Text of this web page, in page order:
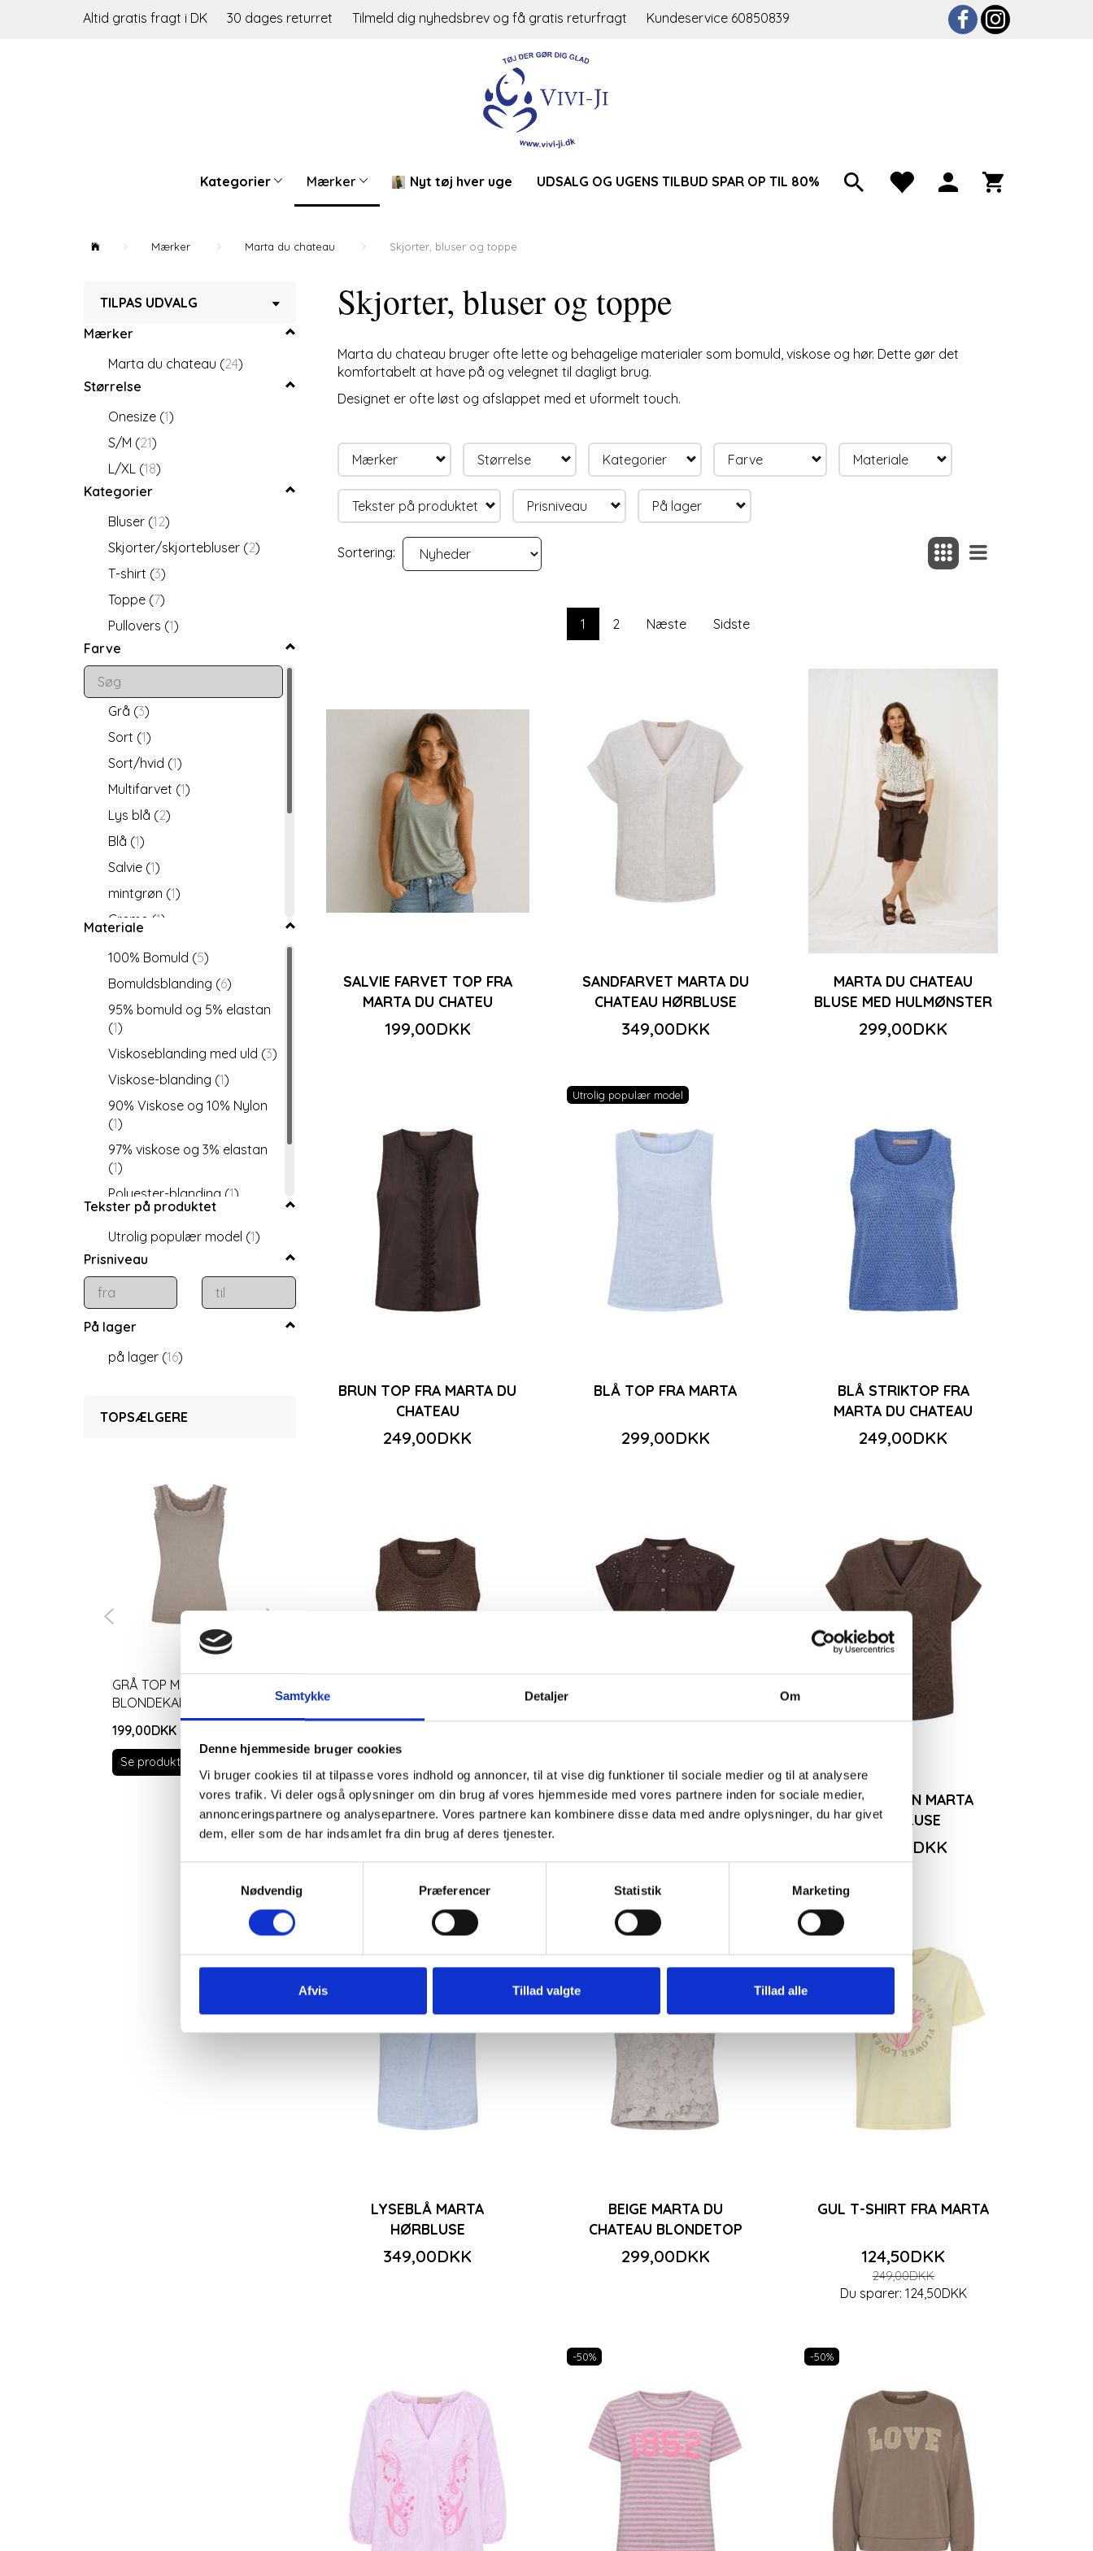
Samtykke Detaljer Om
Denne hjemmeside bruger cookies
Vi bruger cookies til at tilpasse vores indhold og annoncer, til at vise dig funktioner til sociale medier og til at analysere
vores trafik. Vi deler også oplysninger om din brug af vores hjemmeside med vores partnere inden for sociale medier,
annonceringspartnere og analysepartnere. Vores partnere kan kombinere disse data med andre oplysninger, du har givet
dem, eller som de har indsamlet fra din brug af deres tjenester.
Nødvendig
Præferencer Statistik Marketing
Afvis Tillad valgte Tillad alle
Altid gratis fragt i DK 30 dages returret Tilmeld dig nyhedsbrev og få gratis returfragt Kundeservice 60850839
Kategorier Mærker Nyt tøj hver uge UDSALG OG UGENS TILBUD SPAR OP TIL 80%
Mærker Marta du chateau Skjorter, bluser og toppe
TILPAS UDVALG
Mærker
Marta du chateau (24)
Størrelse
Onesize (1)
S/M (21)
L/XL (18)
Kategorier
Bluser (12)
Skjorter/skjortebluser (2)
T-shirt (3)
Toppe (7)
Pullovers (1)
Farve
Grå (3)
Sort (1)
Sort/hvid (1)
Multifarvet (1)
Lys blå (2)
Blå (1)
Salvie (1)
mintgrøn (1)
Creme (1)
Brun
Sand(2)
Beige(1
Materiale
100% Bomuld (5)
Bomuldsblanding (6)
95% bomuld og 5% elastan
(1)
Viskoseblanding med uld (3)
Viskose-blanding (1)
90% Viskose og 10% Nylon
(1)
97% viskose og 3% elastan
(1)
Polyester-blanding (1)
Akrylblanding
100% Hør(4)
Tekster på produktet
Utrolig populær model (1)
Prisniveau
På lager
på lager (16)
TOPSÆLGERE
GRÅ TOP MED
BLONDEKANTER
199,00DKK
Se produktet
BLONDEKANT
Skjorter, bluser og toppe
Marta du chateau bruger ofte lette og behagelige materialer som bomuld, viskose og hør. Dette gør det
komfortabelt at have på og velegnet til dagligt brug.
Designet er ofte løst og afslappet med et uformelt touch.
Mærker Størrelse Kategorier Farve Materiale
Tekster på produktet Prisniveau På lager
Sortering:
1 2 Næste Sidste
SALVIE FARVET TOP FRA
MARTA DU CHATEU
199,00DKK
SANDFARVET MARTA DU
CHATEAU HØRBLUSE
349,00DKK
MARTA DU CHATEAU
BLUSE MED HULMØNSTER
299,00DKK
BRUN TOP FRA MARTA DU
CHATEAU
249,00DKK
Utrolig populær model
BLÅ TOP FRA MARTA
299,00DKK
BLÅ STRIKTOP FRA
MARTA DU CHATEAU
249,00DKK
BRUN STRIK TOP FRA
MARTA
249,00DKK
BRUN MARTA DE CHATEAU
BLUSE
MØRKEBRUN MARTA
HØRBLUSE
349,00DKK
LYSEBLÅ MARTA
HØRBLUSE
349,00DKK
BEIGE MARTA DU
CHATEAU BLONDETOP
299,00DKK
-50%
GUL T-SHIRT FRA MARTA
124,50DKK
249,00DKK
Du sparer: 124,50DKK
-50% -50%